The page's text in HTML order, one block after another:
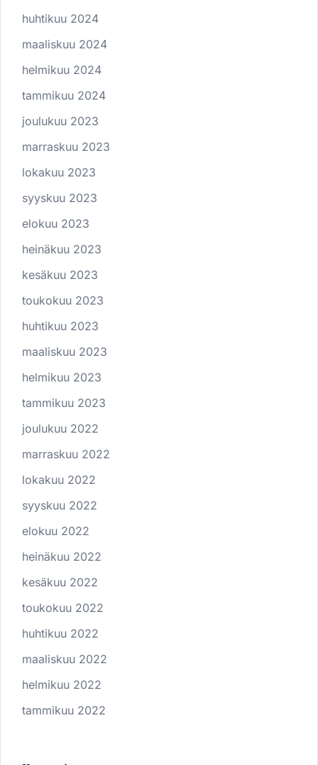
huhtikuu 2024
maaliskuu 2024
helmikuu 2024
tammikuu 2024
joulukuu 2023
marraskuu 2023
lokakuu 2023
syyskuu 2023
elokuu 2023
heinäkuu 2023
kesäkuu 2023
toukokuu 2023
huhtikuu 2023
maaliskuu 2023
helmikuu 2023
tammikuu 2023
joulukuu 2022
marraskuu 2022
lokakuu 2022
syyskuu 2022
elokuu 2022
heinäkuu 2022
kesäkuu 2022
toukokuu 2022
huhtikuu 2022
maaliskuu 2022
helmikuu 2022
tammikuu 2022